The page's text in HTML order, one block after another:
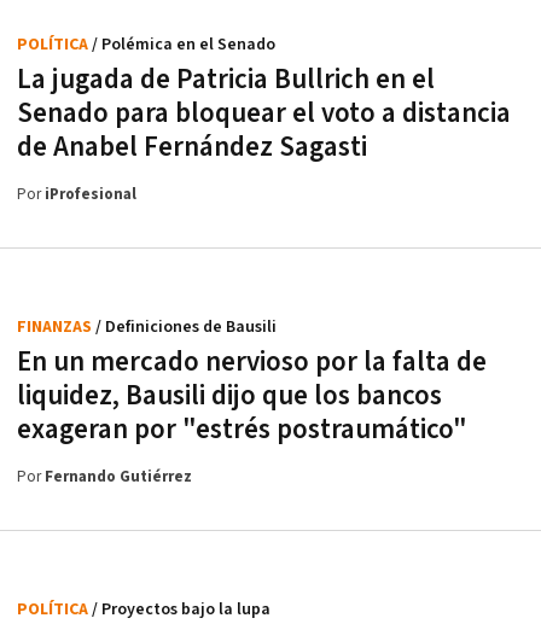
La jugada de Patricia Bullrich en el
Senado para bloquear el voto a distancia
de Anabel Fernández Sagasti
POLÍTICA/ Polémica en el Senado
PoriProfesional
En un mercado nervioso por la falta de
liquidez, Bausili dijo que los bancos
exageran por "estrés postraumático"
FINANZAS / Definiciones de Bausili
PorFernando Gutiérrez
POLÍTICA/ Proyectos bajo la lupa